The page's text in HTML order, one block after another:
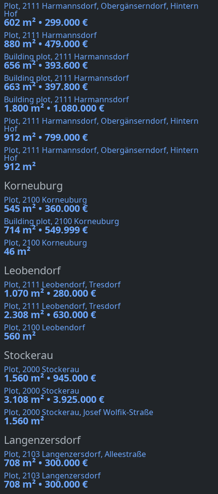
Plot, 2111 Harmannsdorf, Obergänserndorf, Hintern
Hof
602 m² • 299.000 €
Plot, 2111 Harmannsdorf
880 m² • 479.000 €
Building plot, 2111 Harmannsdorf
656 m² • 393.600 €
Building plot, 2111 Harmannsdorf
663 m² • 397.800 €
Building plot, 2111 Harmannsdorf
1.800 m² • 1.080.000 €
Plot, 2111 Harmannsdorf, Obergänserndorf, Hintern
Hof
912 m² • 799.000 €
Plot, 2111 Harmannsdorf, Obergänserndorf, Hintern
Hof
912 m²
Korneuburg
Plot, 2100 Korneuburg
545 m² • 360.000 €
Building plot, 2100 Korneuburg
714 m² • 549.999 €
Plot, 2100 Korneuburg
46 m²
Leobendorf
Plot, 2111 Leobendorf, Tresdorf
1.070 m² • 280.000 €
Plot, 2111 Leobendorf, Tresdorf
2.308 m² • 630.000 €
Plot, 2100 Leobendorf
560 m²
Stockerau
Plot, 2000 Stockerau
1.560 m² • 945.000 €
Plot, 2000 Stockerau
3.108 m² • 3.925.000 €
Plot, 2000 Stockerau, Josef Wolfik-Straße
1.560 m²
Langenzersdorf
Plot, 2103 Langenzersdorf, Alleestraße
708 m² • 300.000 €
Plot, 2103 Langenzersdorf
708 m² • 300.000 €